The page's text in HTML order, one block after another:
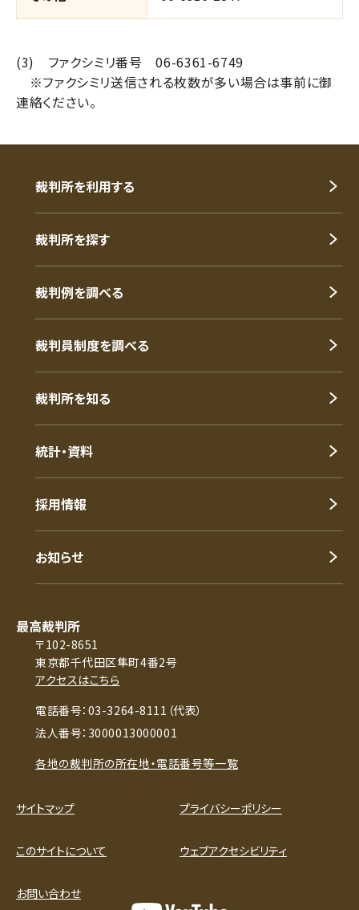
(3) ファクシミリ番号 06-6361-6749
※ファクシミリ送信される枚数が多い場合は事前に御
連絡ください。
裁判所を利用する
裁判所を探す
裁判例を調べる
裁判員制度を調べる
裁判所を知る
統計・資料
採用情報
お知らせ
最高裁判所
〒102-8651
東京都千代田区隼町4番2号
アクセスはこちら
電話番号：03-3264-8111（代表）
法人番号：3000013000001
各地の裁判所の所在地・電話番号等一覧
サイトマップ プライバシーポリシー
このサイトについて ウェブアクセシビリティ
お問い合わせ